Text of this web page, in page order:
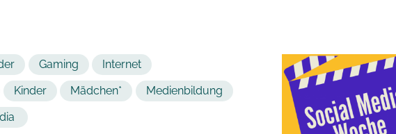
Gaming
Internet
Kinder Mädchen*
Medienbildung